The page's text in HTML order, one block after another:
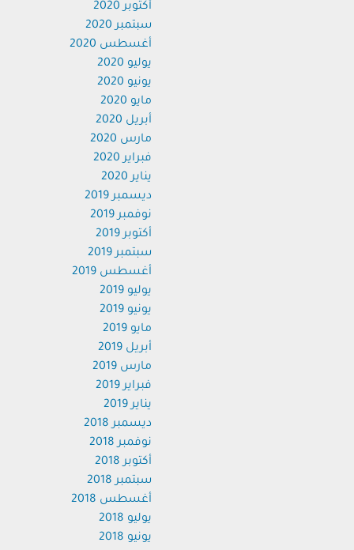
أكتوبر 2020
سبتمبر 2020
أغسطس 2020
يوليو 2020
يونيو 2020
مايو 2020
أبريل 2020
مارس 2020
فبراير 2020
يناير 2020
ديسمبر 2019
نوفمبر 2019
أكتوبر 2019
سبتمبر 2019
أغسطس 2019
يوليو 2019
يونيو 2019
مايو 2019
أبريل 2019
مارس 2019
فبراير 2019
يناير 2019
ديسمبر 2018
نوفمبر 2018
أكتوبر 2018
سبتمبر 2018
أغسطس 2018
يوليو 2018
يونيو 2018